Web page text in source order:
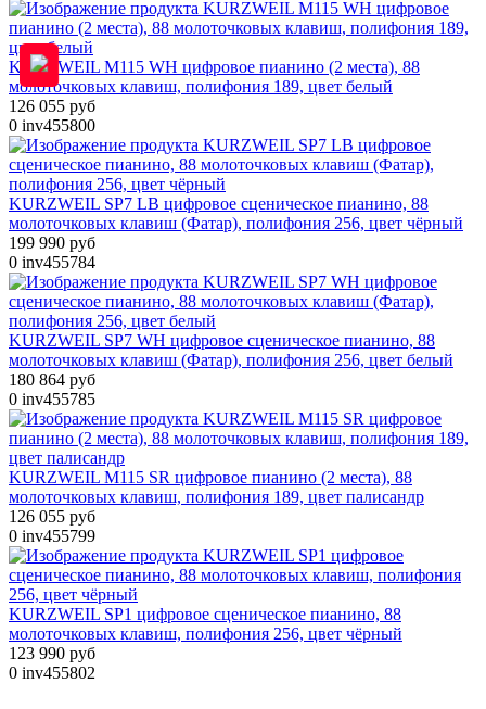
KURZWEIL M115 WH цифровое пианино (2 места), 88
молоточковых клавиш, полифония 189, цвет белый
126 055 руб
0 inv455800
KURZWEIL SP7 LB цифровое сценическое пианино, 88
молоточковых клавиш (Фатар), полифония 256, цвет чёрный
199 990 руб
0 inv455784
KURZWEIL SP7 WH цифровое сценическое пианино, 88
молоточковых клавиш (Фатар), полифония 256, цвет белый
180 864 руб
0 inv455785
KURZWEIL M115 SR цифровое пианино (2 места), 88
молоточковых клавиш, полифония 189, цвет палисандр
126 055 руб
0 inv455799
KURZWEIL SP1 цифровое сценическое пианино, 88
молоточковых клавиш, полифония 256, цвет чёрный
123 990 руб
0 inv455802